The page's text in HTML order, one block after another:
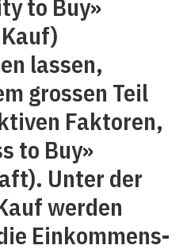
to Buy»
lassen,
grossen Teil
Faktoren,
to Buy»
Unter der
werden
Einkommens-